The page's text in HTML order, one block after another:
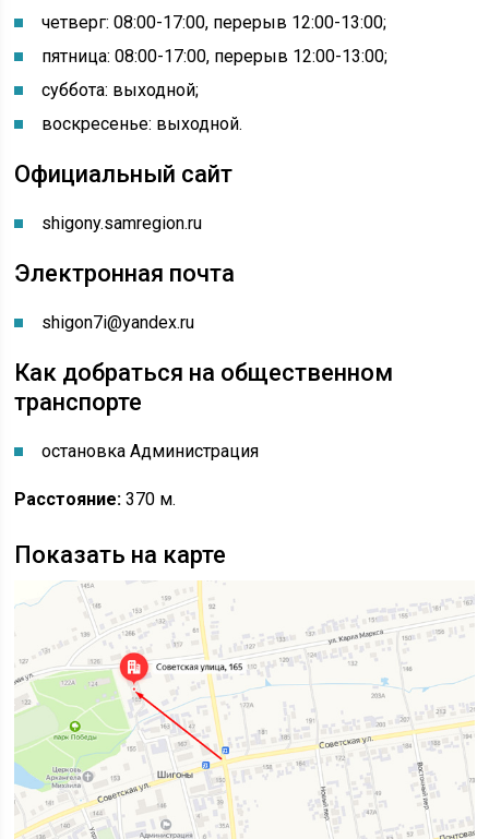
четверг: 08:00-17:00, перерыв 12:00-13:00;
пятница: 08:00-17:00, перерыв 12:00-13:00;
суббота: выходной;
воскресенье: выходной.
Официальный сайт
shigony.samregion.ru
Электронная почта
shigon7i@yandex.ru
Как добраться на общественном
транспорте
остановка Администрация
Расстояние:370 м.
Показать на карте